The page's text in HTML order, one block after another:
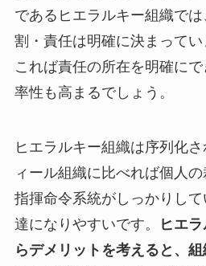
であるヒエラルキー組織で
割・責任は明確に決まって
これば責任の所在を明確に
率性も高まるでしょう。
ヒエラルキー組織は序列化
ィール組織に比べれば個人の
指揮命令系統がしっかりし
達になりやすいです。
ヒエ
らデメリットを考えると、